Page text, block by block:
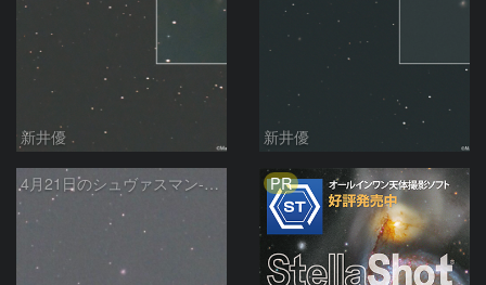
新井優 新井優
4月21日のシュヴァスマン-ヴァハマン第1彗星（Schwassmann-Wachmann 1） PR